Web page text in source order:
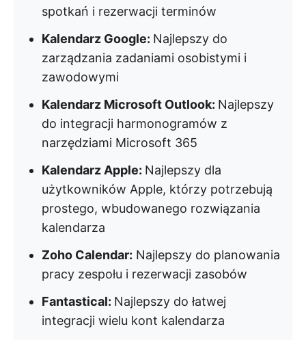
spotkań i rezerwacji terminów
Kalendarz Google: Najlepszy do
zarządzania zadaniami osobistymi i
zawodowymi
Kalendarz Microsoft Outlook: Najlepszy
do integracji harmonogramów z
narzędziami Microsoft 365
Kalendarz Apple: Najlepszy dla
użytkowników Apple, którzy potrzebują
prostego, wbudowanego rozwiązania
kalendarza
Zoho Calendar: Najlepszy do planowania
pracy zespołu i rezerwacji zasobów
Fantastical: Najlepszy do łatwej
integracji wielu kont kalendarza